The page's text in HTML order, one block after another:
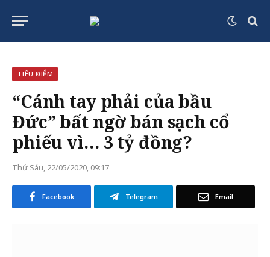
TIÊU ĐIỂM
“Cánh tay phải của bầu
Đức” bất ngờ bán sạch cổ
phiếu vì… 3 tỷ đồng?
Thứ Sáu, 22/05/2020, 09:17
Facebook Telegram Email